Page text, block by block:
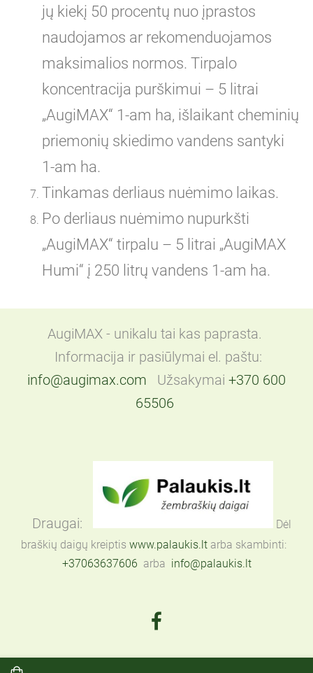
jų kiekį 50 procentų nuo įprastos
naudojamos ar rekomenduojamos
maksimalios normos. Tirpalo
koncentracija purškimui – 5 litrai
„AugiMAX“ 1-am ha, išlaikant cheminių
priemonių skiedimo vandens santyki
1-am ha.
Tinkamas derliaus nuėmimo laikas.
Po derliaus nuėmimo nupurkšti
„AugiMAX“ tirpalu – 5 litrai „AugiMAX
Humi“ į 250 litrų vandens 1-am ha.
AugiMAX - unikalu tai kas paprasta.
Informacija ir pasiūlymai el. paštu:
info@augimax.com Užsakymai +370 600
65506
Draugai:
Dėl
braškių daigų kreiptis www.palaukis.lt arba skambinti:
+37063637606 arba info@palaukis.lt